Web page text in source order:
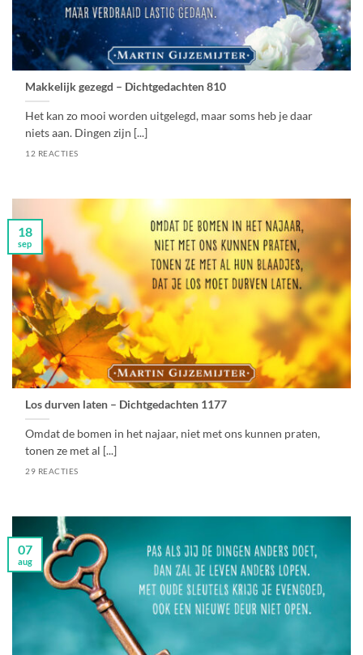
Makkelijk gezegd – Dichtgedachten 810
Het kan zo mooi worden uitgelegd, maar soms heb je daar
niets aan. Dingen zijn [...]
12 REACTIES
Los durven laten – Dichtgedachten 1177
Omdat de bomen in het najaar, niet met ons kunnen praten,
tonen ze met al [...]
29 REACTIES
18
sep
07
aug